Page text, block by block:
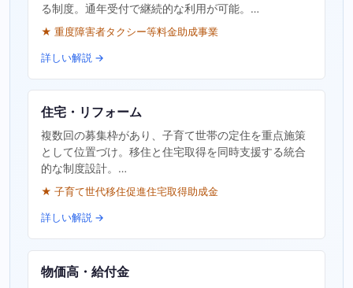
る制度。通年受付で継続的な利用が可能。…
★ 重度障害者タクシー等料金助成事業
詳しい解説 →
住宅・リフォーム
複数回の募集枠があり、子育て世帯の定住を重点施策
として位置づけ。移住と住宅取得を同時支援する統合
的な制度設計。…
★ 子育て世代移住促進住宅取得助成金
詳しい解説 →
物価高・給付金